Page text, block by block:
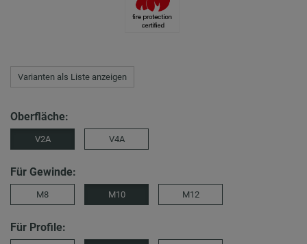
Varianten als Liste anzeigen
Oberfläche:
V2A V4A
Für Gewinde:
M8 M10 M12
Für Profile: